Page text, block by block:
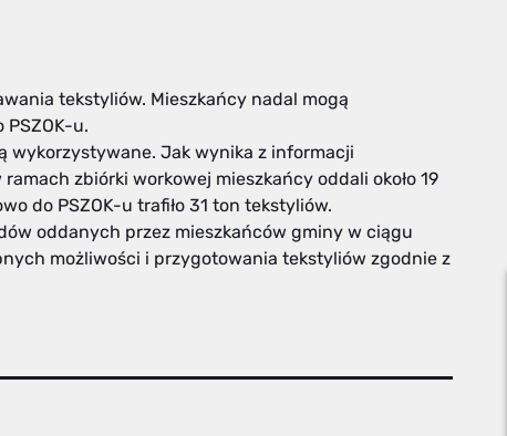
tekstyliów. Mieszkańcy nadal mogą
u.
wykorzystywane. Jak wynika z informacji
zbiórki workowej mieszkańcy oddali około 19
do PSZOK-u trafiło 31 ton tekstyliów.
oddanych przez mieszkańców gminy w ciągu
możliwości i przygotowania tekstyliów zgodnie z